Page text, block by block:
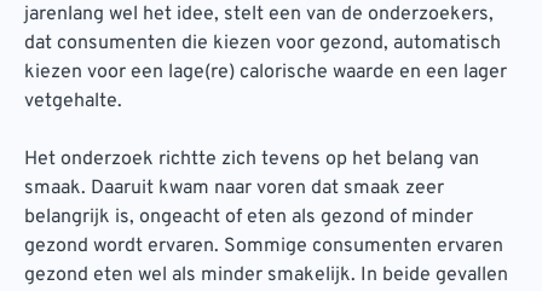
jarenlang wel het idee, stelt een van de onderzoekers,
dat consumenten die kiezen voor gezond, automatisch
kiezen voor een lage(re) calorische waarde en een lager
vetgehalte.
Het onderzoek richtte zich tevens op het belang van
smaak. Daaruit kwam naar voren dat smaak zeer
belangrijk is, ongeacht of eten als gezond of minder
gezond wordt ervaren. Sommige consumenten ervaren
gezond eten wel als minder smakelijk. In beide gevallen